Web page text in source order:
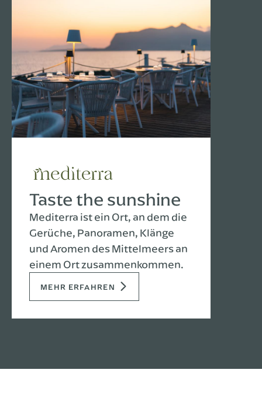
Taste the sunshine
Mediterra ist ein Ort, an dem die
Gerüche, Panoramen, Klänge
und Aromen des Mittelmeers an
einem Ort zusammenkommen.
MEHR ERFAHREN